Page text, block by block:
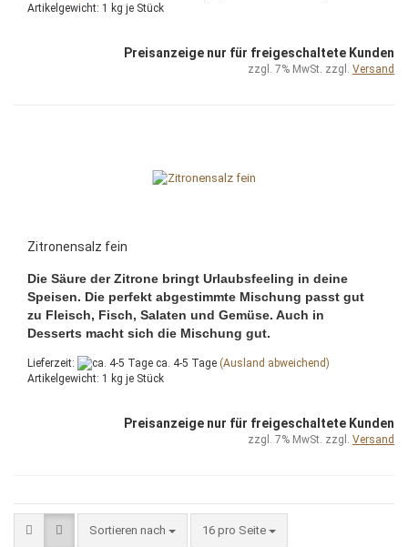
Artikelgewicht: 1 kg je Stück
Preisanzeige nur für freigeschaltete Kunden
zzgl. 7% MwSt. zzgl. Versand
Zitronensalz fein
Die Säure der Zitrone bringt Urlaubsfeeling in deine
Speisen. Die perfekt abgestimmte Mischung passt gut
zu Fleisch, Fisch, Salaten und Gemüse. Auch in
Desserts macht sich die Mischung gut.
Lieferzeit: ca. 4-5 Tage (Ausland abweichend)
Artikelgewicht: 1 kg je Stück
Preisanzeige nur für freigeschaltete Kunden
zzgl. 7% MwSt. zzgl. Versand
Sortieren nach
Sortieren nach 16 pro Seite
pro Seite